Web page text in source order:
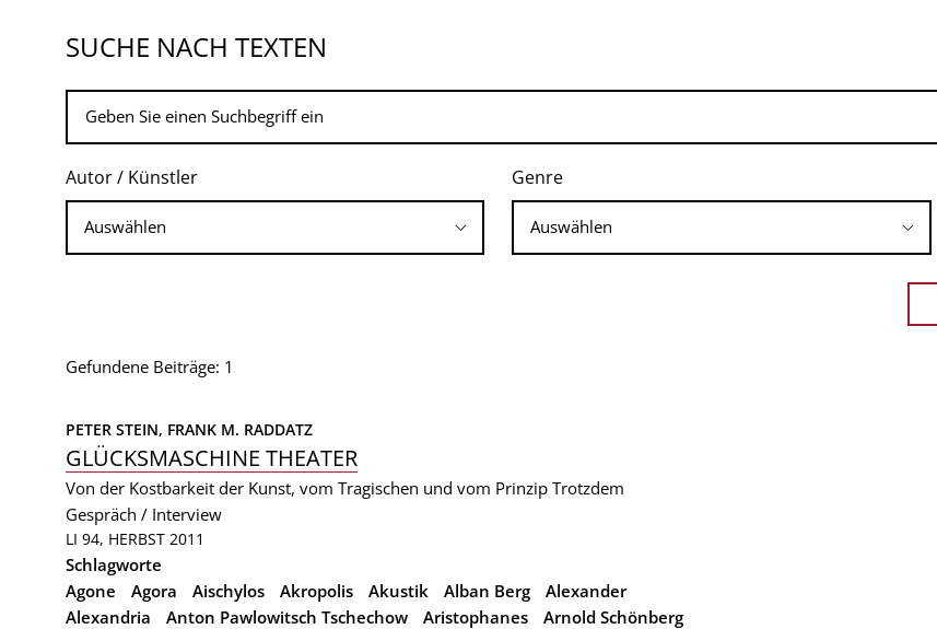
SUCHE NACH TEXTEN
Autor / Künstler Genre
Gefundene Beiträge: 1
PETER STEIN, FRANK M. RADDATZ
GLÜCKSMASCHINE THEATER
Von der Kostbarkeit der Kunst, vom Tragischen und vom Prinzip Trotzdem
Gespräch / Interview
LI 94, HERBST 2011
Schlagworte
Agone
Agora Aischylos Akropolis Akustik Alban Berg
Alexander
Alexandria
Anton Pawlowitsch Tschechow Aristophanes
Arnold Schönberg